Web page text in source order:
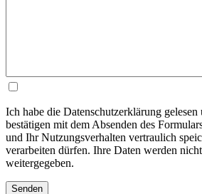
Ich habe die Datenschutzerklärung gelesen
bestätigen mit dem Absenden des
und Ihr Nutzungsverhalten vertraulich
verarbeiten dürfen. Ihre Daten werden
weitergegeben.
Bitte lasse dieses Feld leer.
Bitte lasse dieses Feld leer.
Bitte lasse dieses Feld leer.